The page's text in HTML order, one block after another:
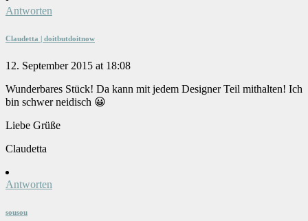
Antworten
Claudetta | doitbutdoitnow
12. September 2015 at 18:08
Wunderbares Stück! Da kann mit jedem Designer Teil mithalten! Ich
bin schwer neidisch 😀
Liebe Grüße
Claudetta
Antworten
sousou